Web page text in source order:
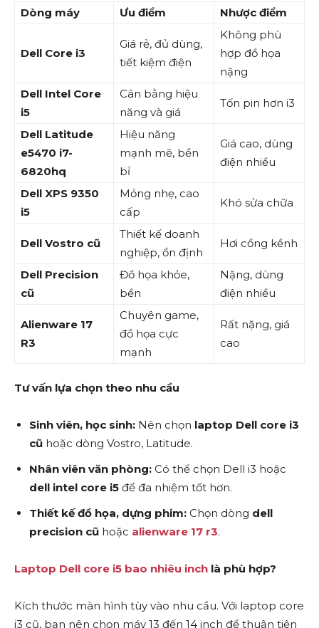
Dòng máy Ưu điểm Nhược điểm
Dell Core i3
Giá rẻ, đủ dùng,
tiết kiệm điện
Không phù
hợp đồ họa
nặng
Dell Intel Core
i5
Cân bằng hiệu
năng và giá
Tốn pin hơn i3
Dell Latitude
e5470 i7-
6820hq
Hiệu năng
mạnh mẽ, bền
bỉ
Giá cao, dùng
điện nhiều
Dell XPS 9350
i5
Mỏng nhẹ, cao
cấp
Khó sửa chữa
Dell Vostro cũ
Thiết kế doanh
nghiệp, ổn định
Hơi cồng kềnh
Dell Precision
cũ
Đồ họa khỏe,
bền
Nặng, dùng
điện nhiều
Alienware 17
R3
Chuyên game,
đồ họa cực
mạnh
Rất nặng, giá
cao
Tư vấn lựa chọn theo nhu cầu
Sinh viên, học sinh: Nên chọn laptop Dell core i3
cũ hoặc dòng Vostro, Latitude.
Nhân viên văn phòng: Có thể chọn Dell i3 hoặc
dell intel core i5 để đa nhiệm tốt hơn.
Thiết kế đồ họa, dựng phim: Chọn dòng dell
precision cũ hoặc alienware 17 r3.
Laptop Dell core i5 bao nhiêu inch là phù hợp?
Kích thước màn hình tùy vào nhu cầu. Với laptop core
i3 cũ, bạn nên chọn máy 13 đến 14 inch để thuận tiện